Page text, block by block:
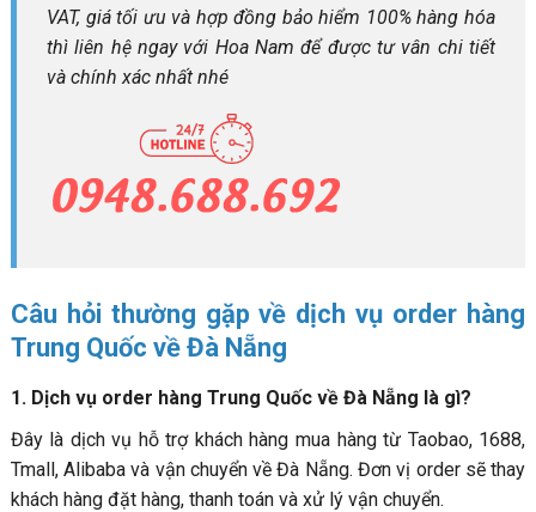
VAT, giá tối ưu và hợp đồng bảo hiểm 100% hàng hóa
thì liên hệ ngay với Hoa Nam để được tư vân chi tiết
và chính xác nhất nhé
Câu hỏi thường gặp về dịch vụ order hàng
Trung Quốc về Đà Nẵng
1. Dịch vụ order hàng Trung Quốc về Đà Nẵng là gì?
Đây là dịch vụ hỗ trợ khách hàng mua hàng từ Taobao, 1688,
Tmall, Alibaba và vận chuyển về Đà Nẵng. Đơn vị order sẽ thay
khách hàng đặt hàng, thanh toán và xử lý vận chuyển.